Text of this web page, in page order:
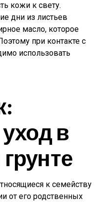
кожи к свету.
дни из листьев
масло, которое
при контакте с
использовать
в
к семейству
от его родственных